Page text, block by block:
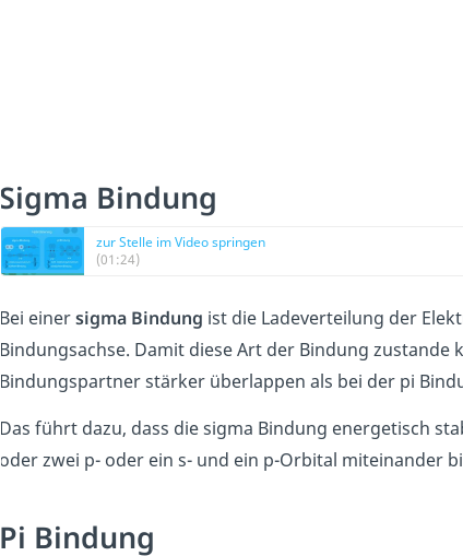
Sigma Bindung
zur Stelle im Video springen
(01:24)
Bei einersigma Bindung ist die Ladeverteilung der
Bindungsachse. Damit diese Art der Bindung
Bindungspartner stärker überlappen als bei der pi
Das führt dazu, dass die sigma Bindung energetisch
oder zwei p- oder ein s- und ein p-Orbital miteinander
Pi Bindung